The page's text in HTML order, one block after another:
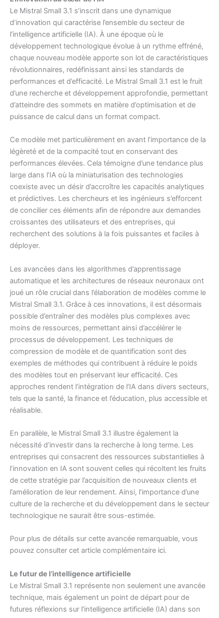
Le Mistral Small 3.1 s’inscrit dans une dynamique
d’innovation qui caractérise l’ensemble du secteur de
l’intelligence artificielle (IA). À une époque où le
développement technologique évolue à un rythme effréné,
chaque nouveau modèle apporte son lot de caractéristiques
révolutionnaires, redéfinissant ainsi les standards de
performances et d’efficacité. Le Mistral Small 3.1 est le fruit
d’une recherche et développement approfondie, permettant
d’atteindre des sommets en matière d’optimisation et de
puissance de calcul dans un format compact.
Ce modèle met particulièrement en avant l’importance de la
légèreté et de la compacité tout en conservant des
performances élevées. Cela témoigne d’une tendance plus
large dans l’IA où la miniaturisation des technologies
coexiste avec un désir d’accroître les capacités analytiques
et prédictives. Les chercheurs et les ingénieurs s’efforcent
de concilier ces éléments afin de répondre aux demandes
croissantes des utilisateurs et des entreprises, qui
recherchent des solutions à la fois puissantes et faciles à
déployer.
Les avancées dans les algorithmes d’apprentissage
automatique et les architectures de réseaux neuronaux ont
joué un rôle crucial dans l’élaboration de modèles comme le
Mistral Small 3.1. Grâce à ces innovations, il est désormais
possible d’entraîner des modèles plus complexes avec
moins de ressources, permettant ainsi d’accélérer le
processus de développement. Les techniques de
compression de modèle et de quantification sont des
exemples de méthodes qui contribuent à réduire le poids
des modèles tout en préservant leur efficacité. Ces
approches rendent l’intégration de l’IA dans divers secteurs,
tels que la santé, la finance et l’éducation, plus accessible et
réalisable.
En parallèle, le Mistral Small 3.1 illustre également la
nécessité d’investir dans la recherche à long terme. Les
entreprises qui consacrent des ressources substantielles à
l’innovation en IA sont souvent celles qui récoltent les fruits
de cette stratégie par l’acquisition de nouveaux clients et
l’amélioration de leur rendement. Ainsi, l’importance d’une
culture de la recherche et du développement dans le secteur
technologique ne saurait être sous-estimée.
Pour plus de détails sur cette avancée remarquable, vous
pouvez consulter cet article complémentaire ici.
Le futur de l’intelligence artificielle
Le Mistral Small 3.1 représente non seulement une avancée
technique, mais également un point de départ pour de
futures réflexions sur l’intelligence artificielle (IA) dans son